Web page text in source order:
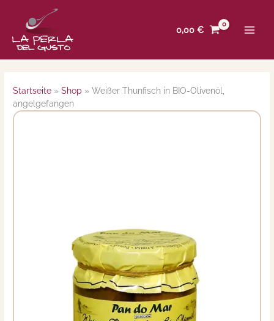
springen
0,00€
Startseite »Shop »Weißer Thunfisch in BIO-Olivenöl,
angelgefangen